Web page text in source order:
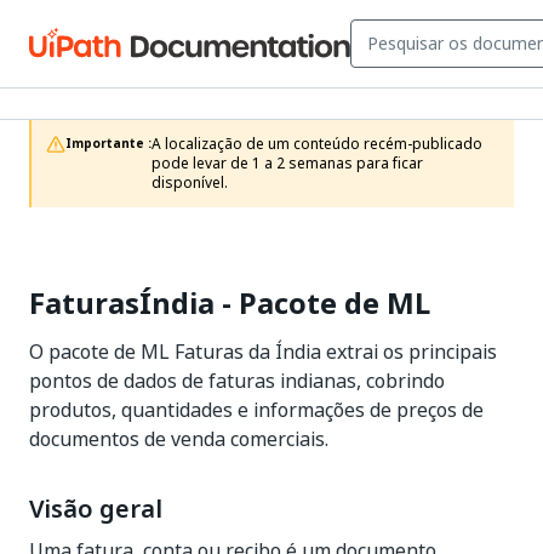
Importante :A localização de um conteúdo recém-publicado
pode levar de 1 a 2 semanas para ficar
disponível.
FaturasÍndia - Pacote de ML
O pacote de ML Faturas da Índia extrai os principais
pontos de dados de faturas indianas, cobrindo
produtos, quantidades e informações de preços de
documentos de venda comerciais.
Visão geral